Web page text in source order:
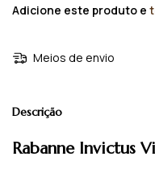
Adicione este produto e
Meios de envio
Descrição
Rabanne Invictus